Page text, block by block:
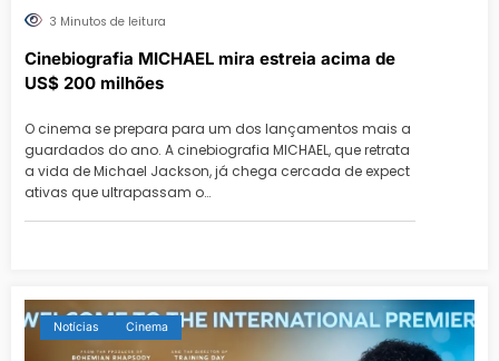
3 Minutos de leitura
Cinebiografia MICHAEL mira estreia acima de
US$ 200 milhões
O cinema se prepara para um dos lançamentos mais a
guardados do ano. A cinebiografia MICHAEL, que retrata
a vida de Michael Jackson, já chega cercada de expect
ativas que ultrapassam o…
Notícias Cinema